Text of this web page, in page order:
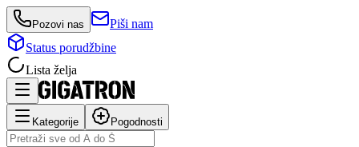
Pozovi nas
Piši nam
Status porudžbine
Lista želja
Kategorije Pogodnosti